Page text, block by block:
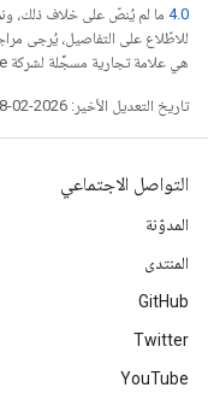
4.0‏ ما لم يُنصّ على خلاف ذلك،
للاطّلاع على التفاصيل، يُرجى
هي علامة تجارية مسجَّلة لشركة Oracle و/أو شركائها التابعين.
تاريخ التعديل الأخير: 2026-02-18 (حسب التوقيت العالمي المتفَّق عليه)
التواصل الاجتماعي
المدوّنة
المنتدى
GitHub
Twitter
YouTube